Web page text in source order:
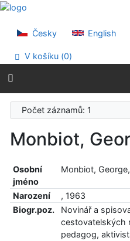
Přejít na obsah
Prohlášení o webové
Česky English
V košíku (0)
Počet záznamů: 1
Monbiot,
Osobní
jméno
Monbiot,
Narození
, 1963
Biogr.poz.
Novinář a
cestovatelských
pedagog,